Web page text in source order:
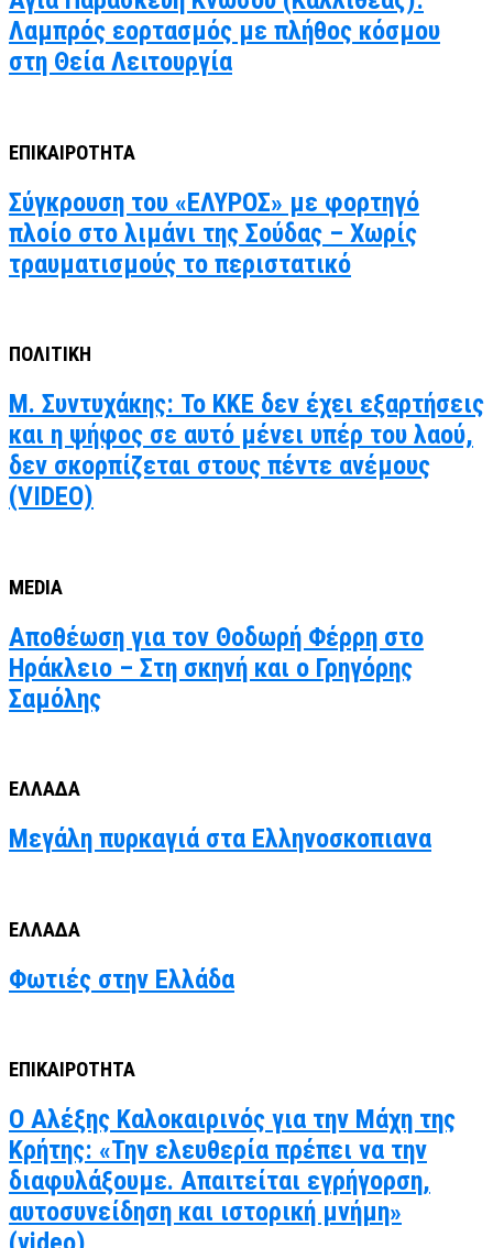
Λαμπρός εορτασμός με πλήθος κόσμου
στη Θεία Λειτουργία
ΕΠΙΚΑΙΡΟΤΗΤΑ
Σύγκρουση του «ΕΛΥΡΟΣ» με φορτηγό
πλοίο στο λιμάνι της Σούδας – Χωρίς
τραυματισμούς το περιστατικό
ΠΟΛΙΤΙΚΗ
Μ. Συντυχάκης: Το ΚΚΕ δεν έχει εξαρτήσεις
και η ψήφος σε αυτό μένει υπέρ του λαού,
δεν σκορπίζεται στους πέντε ανέμους
(VIDEO)
MEDIA
Αποθέωση για τον Θοδωρή Φέρρη στο
Ηράκλειο – Στη σκηνή και ο Γρηγόρης
Σαμόλης
ΕΛΛΑΔΑ
Μεγάλη πυρκαγιά στα Ελληνοσκοπιανα
ΕΛΛΑΔΑ
Φωτιές στην Ελλάδα
ΕΠΙΚΑΙΡΟΤΗΤΑ
Ο Αλέξης Καλοκαιρινός για την Μάχη της
Κρήτης: «Την ελευθερία πρέπει να την
διαφυλάξουμε. Απαιτείται εγρήγορση,
αυτοσυνείδηση και ιστορική μνήμη»